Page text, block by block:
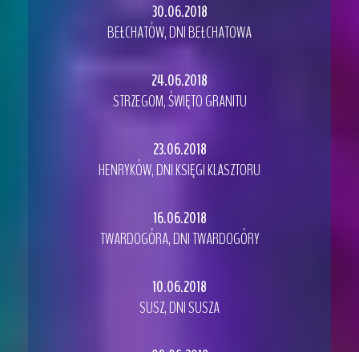
30.06.2018
BEŁCHATÓW, DNI BEŁCHATOWA
24.06.2018
STRZEGOM, ŚWIĘTO GRANITU
23.06.2018
HENRYKÓW, DNI KSIĘGI KLASZTORU
16.06.2018
TWARDOGÓRA, DNI TWARDOGÓRY
10.06.2018
SUSZ, DNI SUSZA